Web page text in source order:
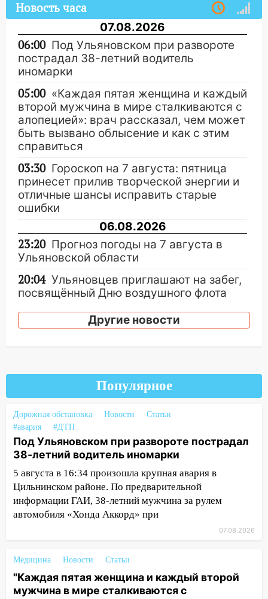
Новость часа
07.08.2026
06:00 Под Ульяновском при развороте
пострадал 38-летний водитель
иномарки
05:00 «Каждая пятая женщина и каждый
второй мужчина в мире сталкиваются с
алопецией»: врач рассказал, чем может
быть вызвано облысение и как с этим
справиться
03:30 Гороскоп на 7 августа: пятница
принесет прилив творческой энергии и
отличные шансы исправить старые
ошибки
06.08.2026
23:20 Прогноз погоды на 7 августа в
Ульяновской области
20:04 Ульяновцев приглашают на забег,
посвящённый Дню воздушного флота
19:12 В Ульяновской области
В Ульяновск едут звезды
17:08
Ульяновский областной суд
оставил в силе приговор руководству
«УльяновскФармации» за махинации на
3,2 млн рублей
16:09 Ветераны легкой атлетики из
Ульяновска успешно выступили на
Чемпионате России
В Ульяновской области убрали
зернобобовых культур
15:51 Бросила кирпич в жену брата: в
Другие новости
Популярное
Дорожная обстановка Новости
Статьи
#авария
#ДТП
Под Ульяновском при развороте пострадал
38-летний водитель иномарки
5 августа в 16:34 произошла крупная авария в
Цильнинском районе. По предварительной
информации ГАИ, 38-летний мужчина за рулем
автомобиля «Хонда Аккорд» при
07.08.2026
Медицина Новости Статьи
"Каждая пятая женщина и каждый второй
мужчина в мире сталкиваются с